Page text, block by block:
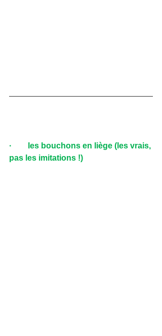
·        les bouchons en liège (les vrais,
pas les imitations !)